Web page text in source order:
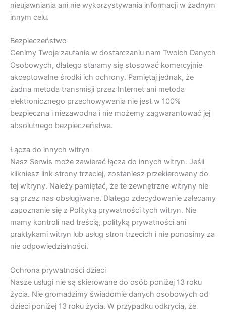
nieujawniania ani nie wykorzystywania informacji w żadnym
innym celu.
Bezpieczeństwo
Cenimy Twoje zaufanie w dostarczaniu nam Twoich Danych
Osobowych, dlatego staramy się stosować komercyjnie
akceptowalne środki ich ochrony. Pamiętaj jednak, że
żadna metoda transmisji przez Internet ani metoda
elektronicznego przechowywania nie jest w 100%
bezpieczna i niezawodna i nie możemy zagwarantować jej
absolutnego bezpieczeństwa.
Łącza do innych witryn
Nasz Serwis może zawierać łącza do innych witryn. Jeśli
klikniesz link strony trzeciej, zostaniesz przekierowany do
tej witryny. Należy pamiętać, że te zewnętrzne witryny nie
są przez nas obsługiwane. Dlatego zdecydowanie zalecamy
zapoznanie się z Polityką prywatności tych witryn. Nie
mamy kontroli nad treścią, polityką prywatności ani
praktykami witryn lub usług stron trzecich i nie ponosimy za
nie odpowiedzialności.
Ochrona prywatności dzieci
Nasze usługi nie są skierowane do osób poniżej 13 roku
życia. Nie gromadzimy świadomie danych osobowych od
dzieci poniżej 13 roku życia. W przypadku odkrycia, że ​​